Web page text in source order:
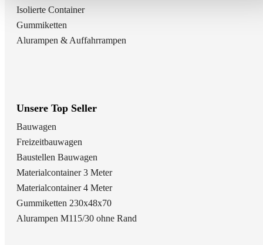
Isolierte Container
Gummiketten
Alurampen & Auffahrrampen
Unsere Top Seller
Bauwagen
Freizeitbauwagen
Baustellen Bauwagen
Materialcontainer 3 Meter
Materialcontainer 4 Meter
Gummiketten 230x48x70
Alurampen M115/30 ohne Rand